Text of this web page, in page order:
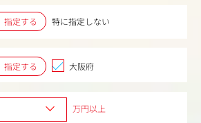
指定する 特に指定しない
指定する 大阪府
万円以上